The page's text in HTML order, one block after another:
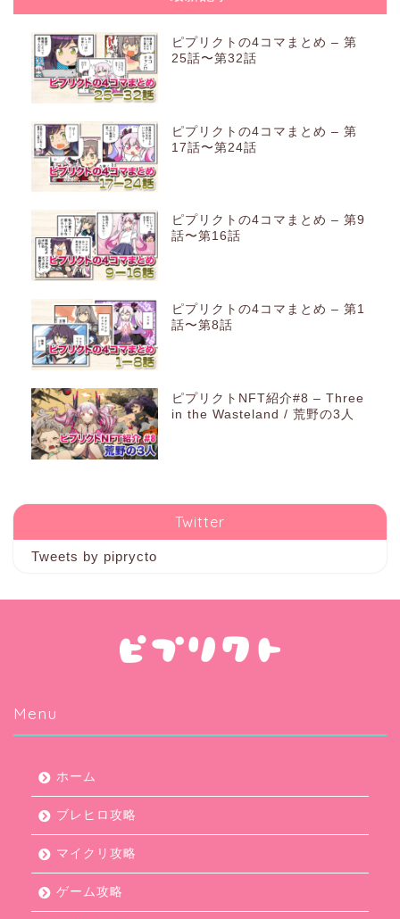
ピプリクトの4コマまとめ – 第
25話〜第32話
ピプリクトの4コマまとめ – 第
17話〜第24話
ピプリクトの4コマまとめ – 第9
話〜第16話
ピプリクトの4コマまとめ – 第1
話〜第8話
ピプリクトNFT紹介#8 – Three
in the Wasteland / 荒野の3人
Twitter
Tweets by piprycto
Menu
ホーム
ブレヒロ攻略
マイクリ攻略
ゲーム攻略